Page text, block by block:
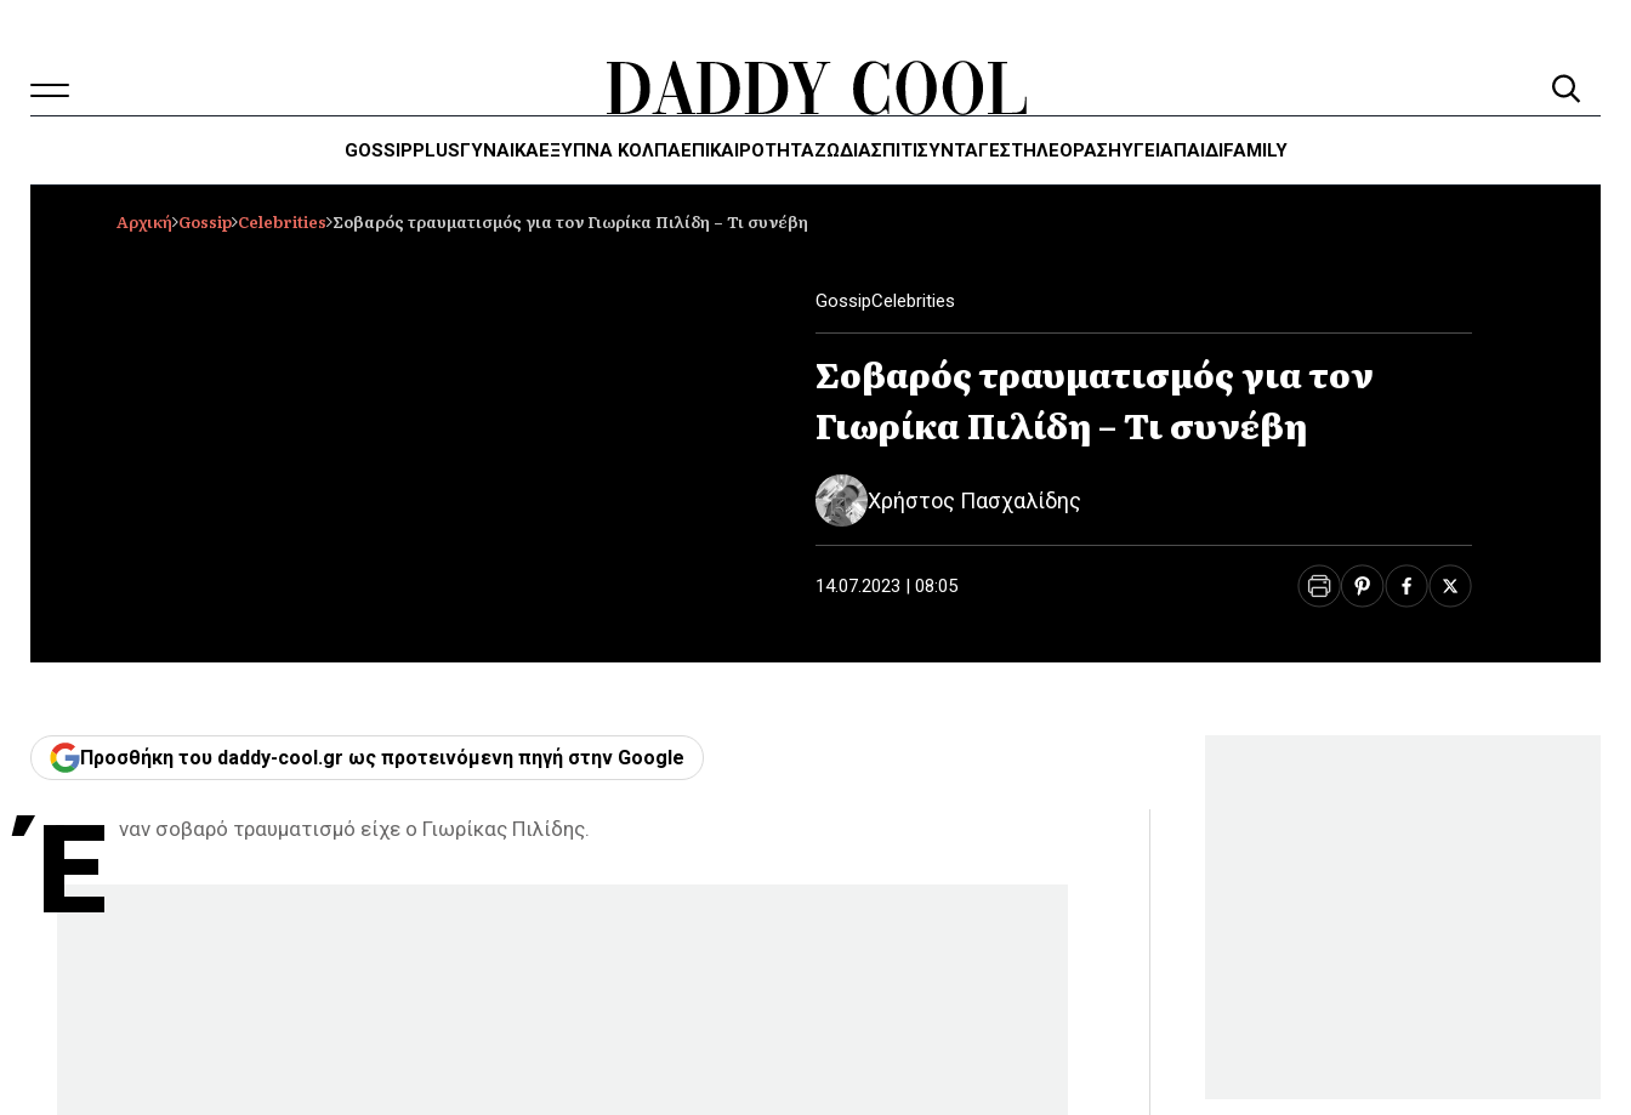
GOSSIPPLUSΓΥΝΑΙΚΑΈΞΥΠΝΑ ΚΌΛΠΑΕΠΙΚΑΙΡΟΤΗΤΑΖΏΔΙΑΣΠΙΤΙΣΥΝΤΑΓΕΣΤΗΛΕΌΡΑΣΗΥΓΕΊΑΠΑΙΔΙFAMILY
Αρχική Gossip Celebrities Σοβαρός τραυματισμός για τον Γιωρίκα Πιλίδη – Τι συνέβη
GossipCelebrities
Σοβαρός τραυματισμός για τον
Γιωρίκα Πιλίδη – Τι συνέβη
Χρήστος Πασχαλίδης
14.07.2023 | 08:05
Προσθήκη του daddy-cool.gr ως προτεινόμενη πηγή στην Google
Έ ναν σοβαρό τραυματισμό είχε ο Γιωρίκας Πιλίδης.